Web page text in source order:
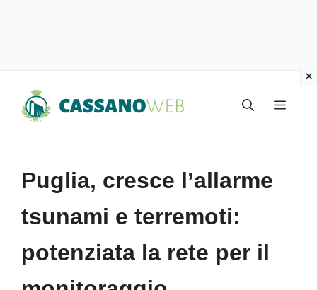
Menu
Puglia, cresce l’allarme
tsunami e terremoti:
potenziata la rete per il